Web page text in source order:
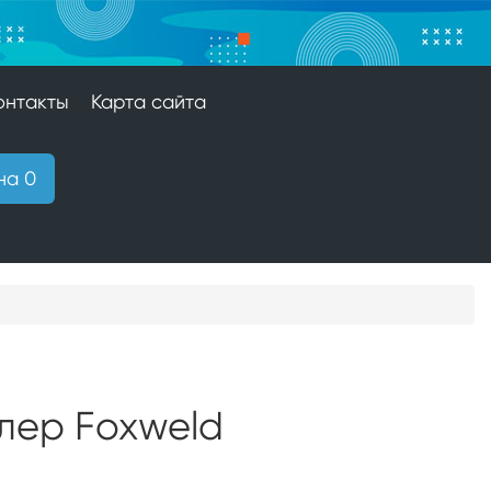
Карта сайта
0
Foxweld